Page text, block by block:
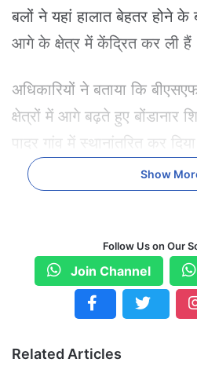
बलों ने यहां हालात बेहतर होने के
आगे के क्षेत्र में केंद्रित कर ली
अधिकारियों ने बताया कि
क्षेत्रों में आगे बढ़ते हुए बोंडानार
पादर गांव में स्थानांतरित कर
शिविर को पड़ोसी नारायणपुर
कर दिया गया है। 2010 में
खोदरा शिविर की स्थापना
फरवरी में स्थानांतरित किया गया।
अंतागढ़ के अतिरिक्त कलेक्टर
खोदरा गांव वाले शिविर को
Show
Follow Us on Our
Join Channel
Related Articles